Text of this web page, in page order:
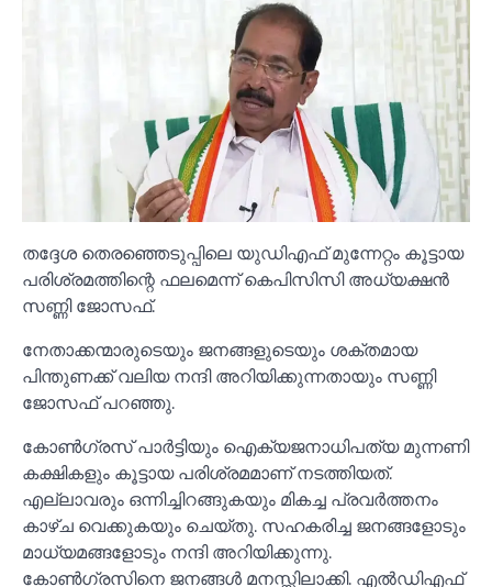
തദ്ദേശ തെരഞ്ഞെടുപ്പിലെ യുഡിഎഫ് മുന്നേറ്റം കൂട്ടായ
പരിശ്രമത്തിന്റെ ഫലമെന്ന് കെപിസിസി അധ്യക്ഷന്‍
സണ്ണി ജോസഫ്.
നേതാക്കന്മാരുടെയും ജനങ്ങളുടെയും ശക്തമായ
പിന്തുണക്ക് വലിയ നന്ദി അറിയിക്കുന്നതായും സണ്ണി
ജോസഫ് പറഞ്ഞു.
കോണ്‍ഗ്രസ് പാര്‍ട്ടിയും ഐക്യജനാധിപത്യ മുന്നണി
കക്ഷികളും കൂട്ടായ പരിശ്രമമാണ് നടത്തിയത്.
എല്ലാവരും ഒന്നിച്ചിറങ്ങുകയും മികച്ച പ്രവര്‍ത്തനം
കാഴ്ച വെക്കുകയും ചെയ്തു. സഹകരിച്ച ജനങ്ങളോടും
മാധ്യമങ്ങളോടും നന്ദി അറിയിക്കുന്നു.
കോണ്‍ഗ്രസിനെ ജനങ്ങള്‍ മനസ്സിലാക്കി. എല്‍ഡിഎഫ്